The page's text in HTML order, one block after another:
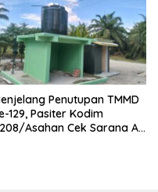
Penutupan TMMD
129, Pasiter Kodim
Asahan Cek Sarana Air